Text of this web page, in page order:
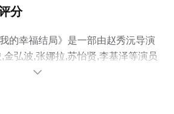
分
的幸福结局》是一部由赵秀沅导演
金弘波,张娜拉,苏怡贤,李基泽等演员
，大结局剧情已揭晓（1-16全
前免费观看，更多剧情信息可移步
